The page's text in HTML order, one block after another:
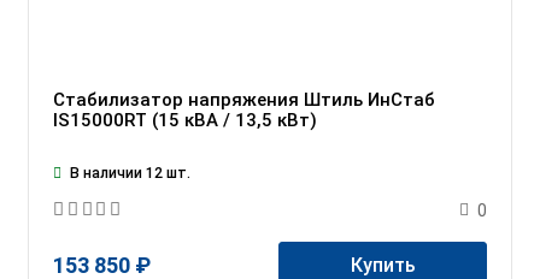
Стабилизатор напряжения Штиль ИнСтаб
IS15000RT (15 кВА / 13,5 кВт)
В наличии 12 шт.
0
153 850 ₽ Купить